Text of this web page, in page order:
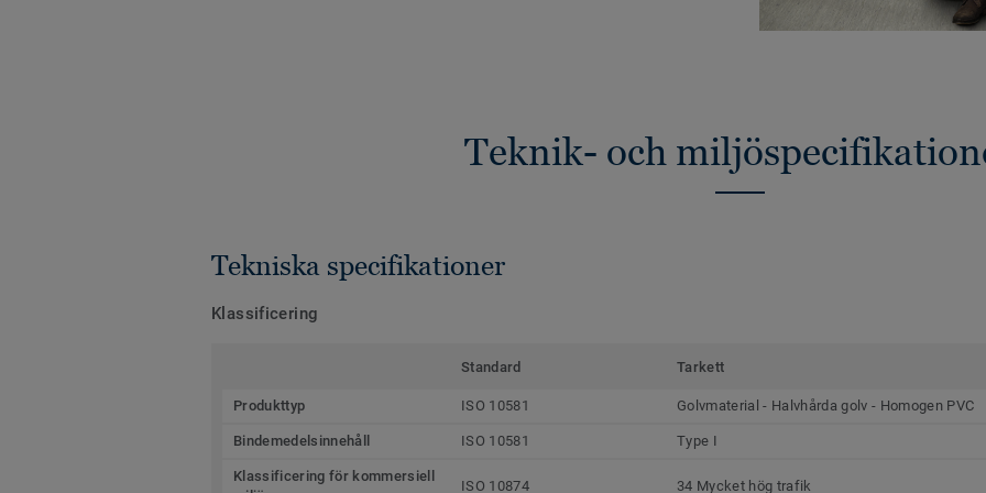
Teknik- och
Tekniska specifikationer
Klassificering
Standard Tarkett
Produkttyp ISO 10581 Golvmaterial - Halvhårda golv - Homogen PVC
Bindemedelsinnehåll ISO 10581 Type I
Klassificering för kommersiell
ISO 10874 34 Mycket hög trafik